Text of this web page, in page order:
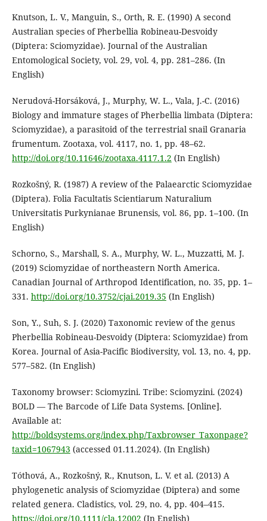
Knutson, L. V., Manguin, S., Orth, R. E. (1990) A second
Australian species of Pherbellia Robineau-Desvoidy
(Diptera: Sciomyzidae). Journal of the Australian
Entomological Society, vol. 29, vol. 4, pp. 281–286. (In
English)
Nerudová-Horsáková, J., Murphy, W. L., Vala, J.-C. (2016)
Biology and immature stages of Pherbellia limbata (Diptera:
Sciomyzidae), a parasitoid of the terrestrial snail Granaria
frumentum. Zootaxa, vol. 4117, no. 1, pp. 48–62.
http://doi.org/10.11646/zootaxa.4117.1.2 (In English)
Rozkošný, R. (1987) A review of the Palaearctic Sciomyzidae
(Diptera). Folia Facultatis Scientiarum Naturalium
Universitatis Purkynianae Brunensis, vol. 86, pp. 1–100. (In
English)
Schorno, S., Marshall, S. A., Murphy, W. L., Muzzatti, M. J.
(2019) Sciomyzidae of northeastern North America.
Canadian Journal of Arthropod Identification, no. 35, pp. 1–
331. http://doi.org/10.3752/cjai.2019.35 (In English)
Son, Y., Suh, S. J. (2020) Taxonomic review of the genus
Pherbellia Robineau-Desvoidy (Diptera: Sciomyzidae) from
Korea. Journal of Asia-Pacific Biodiversity, vol. 13, no. 4, pp.
577–582. (In English)
Taxonomy browser: Sciomyzini. Tribe: Sciomyzini. (2024)
BOLD — The Barcode of Life Data Systems. [Online].
Available at:
http://boldsystems.org/index.php/Taxbrowser_Taxonpage?
taxid=1067943 (accessed 01.11.2024). (In English)
Tóthová, A., Rozkošný, R., Knutson, L. V. et al. (2013) A
phylogenetic analysis of Sciomyzidae (Diptera) and some
related genera. Cladistics, vol. 29, no. 4, pp. 404–415.
https://doi.org/10.1111/cla.12002 (In English)